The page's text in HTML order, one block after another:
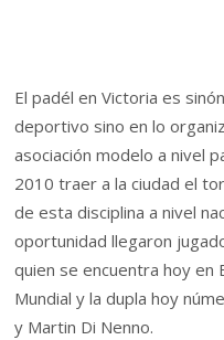
El padél en Victoria es
deportivo sino en lo
asociación modelo a nivel
2010 traer a la ciudad el
de esta disciplina a nivel
oportunidad llegaron
quien se encuentra hoy en
Mundial y la dupla hoy
y Martin Di Nenno.